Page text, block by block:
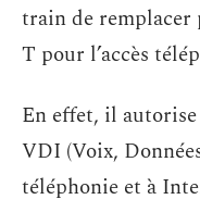
train de remplacer
T pour l’accès
En effet, il
VDI (Voix,
téléphonie et à